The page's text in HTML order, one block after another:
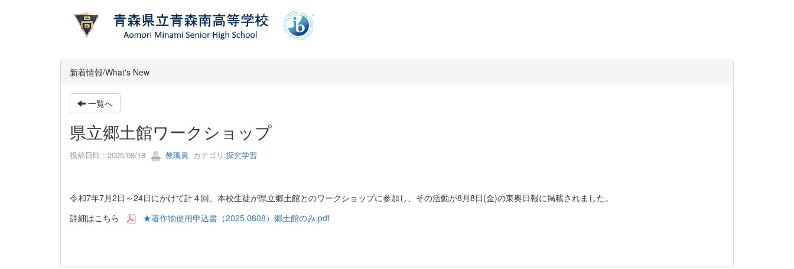
新着情報/What's New
一覧へ
県立郷土館ワークショップ
投稿日時 : 2025/08/18 教職員 カテゴリ:探究学習
令和7年7月2日～24日にかけて計４回、本校生徒が県立郷土館とのワークショップに参加し、その活動が8月8日(金)の東奥日報に掲載されました。
詳細はこちら
★著作物使用申込書（2025 0808）郷土館のみ.pdf